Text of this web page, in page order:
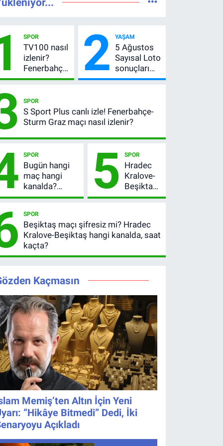
SPOR
TV100 nasıl
izlenir?
Fenerbahçe-
Sturm Graz
şifresiz
canlı yayın
bilgileri
2 YAŞAM
5 Ağustos
Sayısal Loto
sonuçları
açıklandı!
SPOR
S Sport Plus canlı izle! Fenerbahçe-
Sturm Graz maçı nasıl izlenir?
SPOR
Bugün hangi
maç hangi
kanalda?
Fenerbahçe’nin
şifresiz
yayınlanacak
5 SPOR
Hradec
Kralove-
Beşiktaş
maçı ne
kaçta?
Şifresiz
Avrupa
Eleme
SPOR
Beşiktaş maçı şifresiz mi? Hradec
Kralove-Beşiktaş hangi kanalda, saat
kaçta?
Kaçmasın
Memiş’ten Altın İçin Yeni
“Hikâye Bitmedi” Dedi, İki
Açıkladı